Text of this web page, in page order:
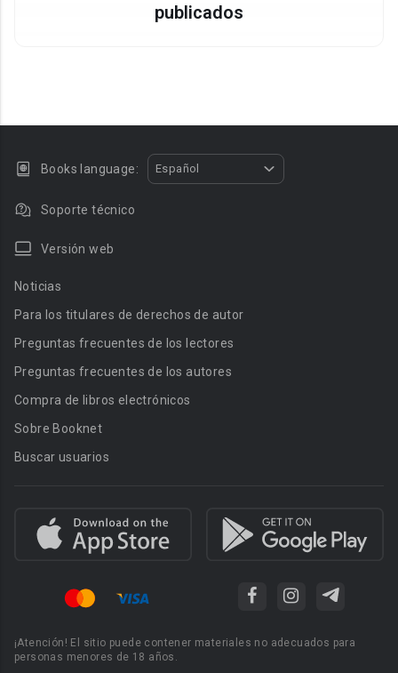
publicados
Books language: Español
Soporte técnico
Versión web
Noticias
Para los titulares de derechos de autor
Preguntas frecuentes de los lectores
Preguntas frecuentes de los autores
Compra de libros electrónicos
Sobre Booknet
Buscar usuarios
¡Atención! El sitio puede contener materiales no adecuados para
personas menores de 18 años.